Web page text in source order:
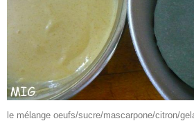
le mélange oeufs/sucre/mascarpone/citron/